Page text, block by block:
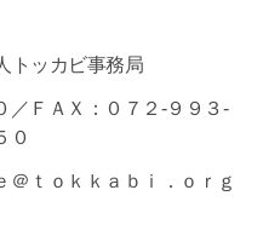
ッカビ事務局
／ＦＡＸ：０７２-９９３-
０
＠ｔｏｋｋａｂｉ．ｏｒｇ